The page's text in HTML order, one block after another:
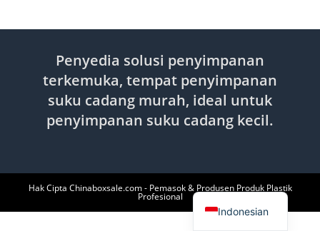
Penyedia solusi penyimpanan
terkemuka, tempat penyimpanan
suku cadang murah, ideal untuk
penyimpanan suku cadang kecil.
Hak Cipta Chinaboxsale.com - Pemasok & Produsen Produk Plastik
Profesional
Indonesian
English